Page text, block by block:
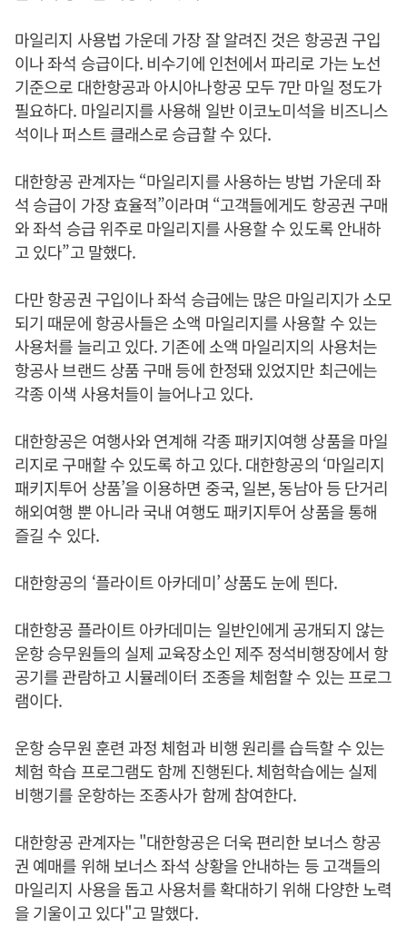
마일리지 사용법 가운데 가장 잘 알려진 것은 항공권 구입
이나 좌석 승급이다. 비수기에 인천에서 파리로 가는 노선
기준으로 대한항공과 아시아나항공 모두 7만 마일 정도가
필요하다. 마일리지를 사용해 일반 이코노미석을 비즈니스
석이나 퍼스트 클래스로 승급할 수 있다.
대한항공 관계자는 “마일리지를 사용하는 방법 가운데 좌
석 승급이 가장 효율적”이라며 “고객들에게도 항공권 구매
와 좌석 승급 위주로 마일리지를 사용할 수 있도록 안내하
고 있다”고 말했다.
다만 항공권 구입이나 좌석 승급에는 많은 마일리지가 소모
되기 때문에 항공사들은 소액 마일리지를 사용할 수 있는
사용처를 늘리고 있다. 기존에 소액 마일리지의 사용처는
항공사 브랜드 상품 구매 등에 한정돼 있었지만 최근에는
각종 이색 사용처들이 늘어나고 있다.
대한항공은 여행사와 연계해 각종 패키지여행 상품을 마일
리지로 구매할 수 있도록 하고 있다. 대한항공의 ‘마일리지
패키지투어 상품’을 이용하면 중국, 일본, 동남아 등 단거리
해외여행 뿐 아니라 국내 여행도 패키지투어 상품을 통해
즐길 수 있다.
대한항공의 ‘플라이트 아카데미’ 상품도 눈에 띈다.
대한항공 플라이트 아카데미는 일반인에게 공개되지 않는
운항 승무원들의 실제 교육장소인 제주 정석비행장에서 항
공기를 관람하고 시뮬레이터 조종을 체험할 수 있는 프로그
램이다.
운항 승무원 훈련 과정 체험과 비행 원리를 습득할 수 있는
체험 학습 프로그램도 함께 진행된다. 체험학습에는 실제
비행기를 운항하는 조종사가 함께 참여한다.
대한항공 관계자는 "대한항공은 더욱 편리한 보너스 항공
권 예매를 위해 보너스 좌석 상황을 안내하는 등 고객들의
마일리지 사용을 돕고 사용처를 확대하기 위해 다양한 노력
을 기울이고 있다"고 말했다.